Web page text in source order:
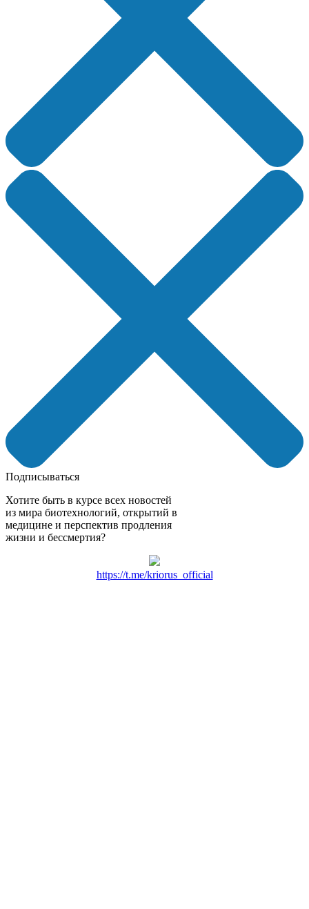
Подписываться
Хотите быть в курсе всех новостей
из мира биотехнологий, открытий в
медицине и перспектив продления
жизни и бессмертия?
https://t.me/kriorus_official